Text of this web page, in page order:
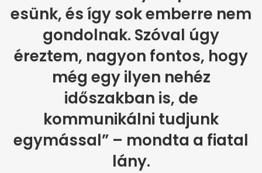
esünk, és így sok emberre nem
gondolnak. Szóval úgy
éreztem, nagyon fontos, hogy
még egy ilyen nehéz
időszakban is, de
kommunikálni tudjunk
egymással” – mondta a fiatal
lány.